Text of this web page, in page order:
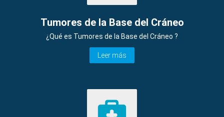
Tumores de la Base del Cráneo
¿Qué es Tumores de la Base del Cráneo ?
Leer más